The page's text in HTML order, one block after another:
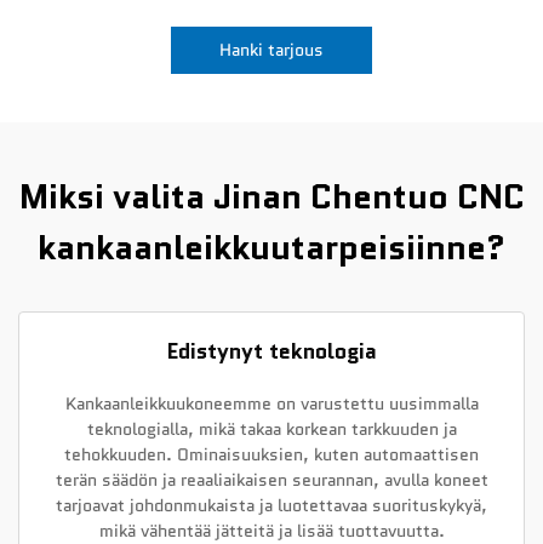
Hanki tarjous
Miksi valita Jinan Chentuo CNC
kankaanleikkuutarpeisiinne?
Edistynyt teknologia
Kankaanleikkuukoneemme on varustettu uusimmalla
teknologialla, mikä takaa korkean tarkkuuden ja
tehokkuuden. Ominaisuuksien, kuten automaattisen
terän säädön ja reaaliaikaisen seurannan, avulla koneet
tarjoavat johdonmukaista ja luotettavaa suorituskykyä,
mikä vähentää jätteitä ja lisää tuottavuutta.